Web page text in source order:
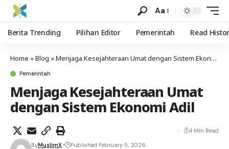
Aa
Berita Trending Pilihan Editor Pemerintah Read
Home »Blog »Menjaga Kesejahteraan Umat dengan Sistem Ekonomi Adil
Pemerintah
Menjaga Kesejahteraan Umat
dengan Sistem Ekonomi Adil
ByMuslimX Published February 5, 2026
4 Min Read